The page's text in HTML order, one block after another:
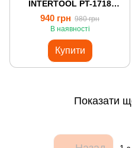
INTERTOOL PT-1718
(8*12мм)
940 грн 980 грн
В наявності
Купити
Показати